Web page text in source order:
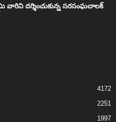
వారిని దర్శించుకున్న సరసంఘచాలక్
4172
2251
1997